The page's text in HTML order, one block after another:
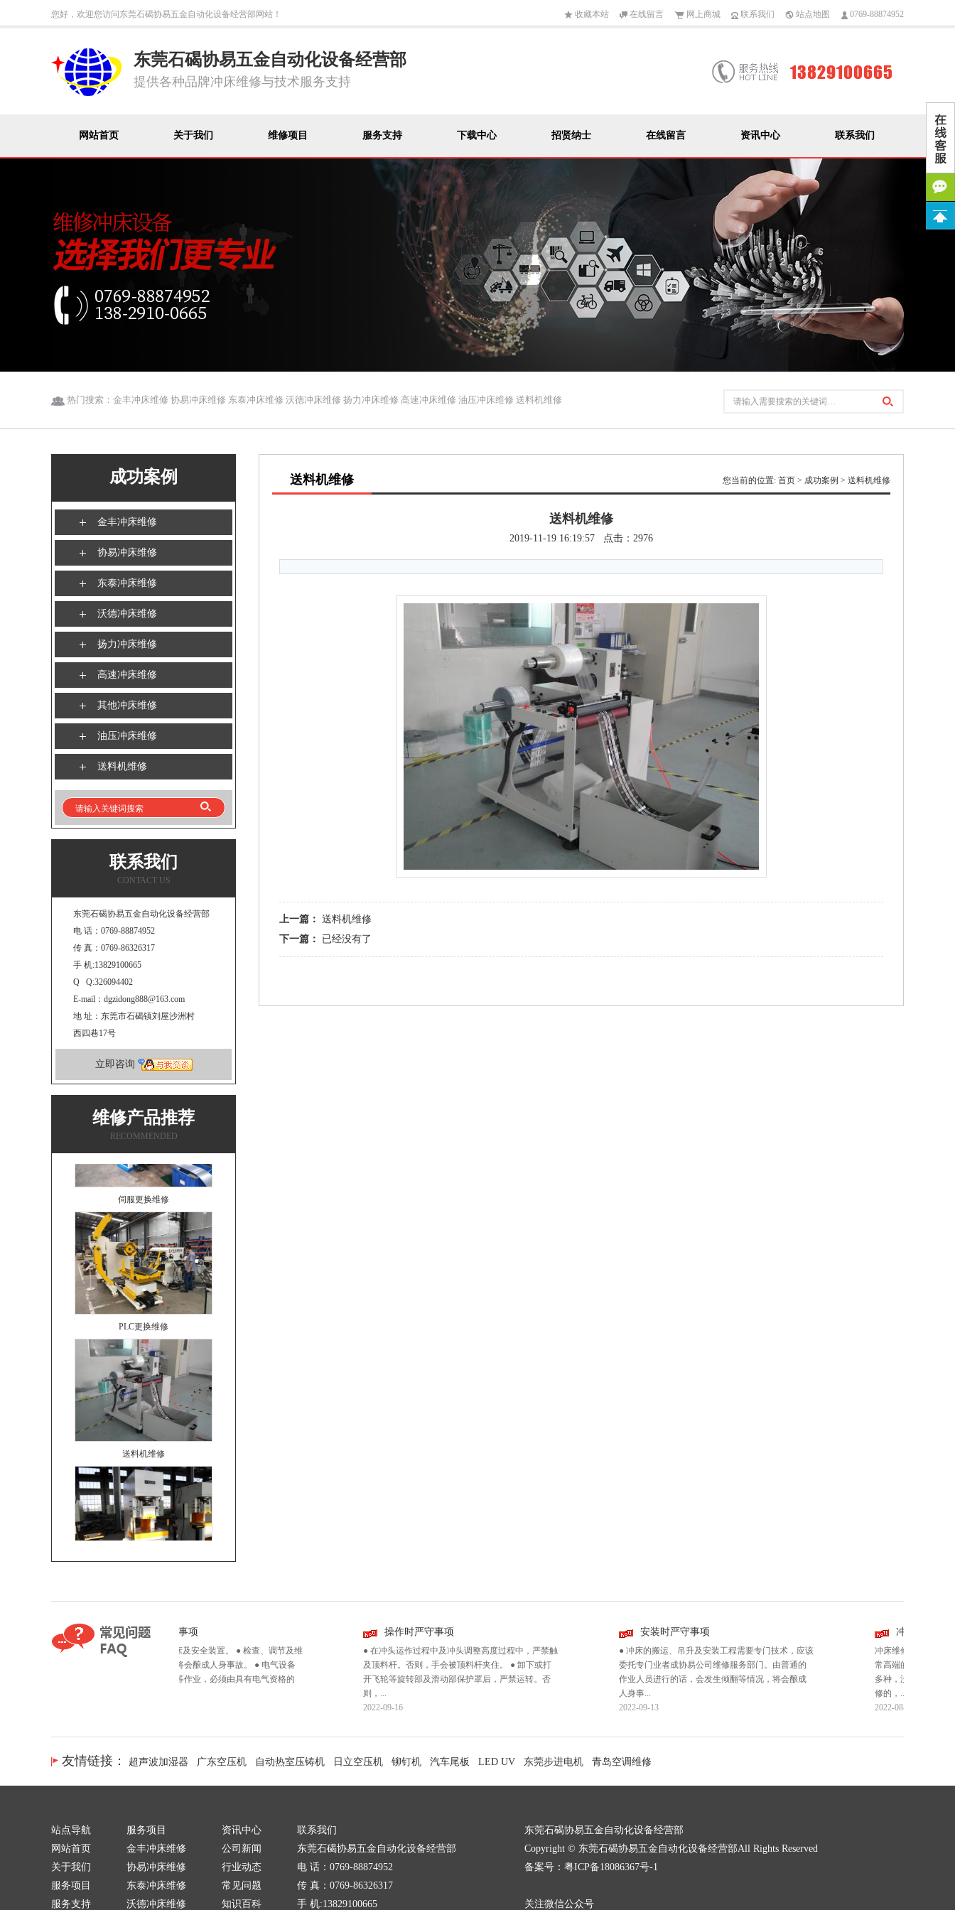
您好，欢迎您访问东莞石碣协易五金自动化设备经营部网站！ 收藏本站 在线留言 网上商城 联系我们 站点地图 0769-88874952
东莞石碣协易五金自动化设备经营部
提供各种品牌冲床维修与技术服务支持
网站首页 关于我们 维修项目 服务支持 下载中心 招贤纳士 在线留言 资讯中心 联系我们
热门搜索：金丰冲床维修 协易冲床维修 东泰冲床维修 沃德冲床维修 扬力冲床维修 高速冲床维修 油压冲床维修 送料机维修
成功案例
金丰冲床维修
协易冲床维修
东泰冲床维修
沃德冲床维修
扬力冲床维修
高速冲床维修
其他冲床维修
油压冲床维修
送料机维修
联系我们
CONTACT US
东莞石碣协易五金自动化设备经营部
电 话：0769-88874952
传 真：0769-86326317
手 机:13829100665
Q Q:326094402
E-mail：dgzidong888@163.com
地 址：东莞市石碣镇刘屋沙洲村
西四巷17号
立即咨询
维修产品推荐
RECOMMENDED
伺服更换维修
PLC更换维修
送料机维修
油压冲床维修
送料机维修 您当前的位置: 首页 > 成功案例 > 送料机维修
送料机维修
2019-11-19 16:19:57 点击： 2976
上一篇： 送料机维修
下一篇：
已经没有了
维护时严守事项
● 必须定期检查冲床及安全装置。 ● 检查、调节及维
护不良或不确实，将会酿成人身事故。 ● 电气设备
的调节操作、维护等作业，必须由具有电气资格的
操作时严守事项
● 在冲头运作过程中及冲头调整高度过程中，严禁触
及顶料杆。否则，手会被顶料杆夹住。 ● 卸下或打
开飞轮等旋转部及滑动部保护罩后，严禁运转。否
则，...
2022-09-16
安装时严守事项
● 冲床的搬运、吊升及安装工程需要专门技术，应该
委托专门业者成协易公司维修服务部门。由普通的
作业人员进行的话，会发生倾翻等情况，将会酿成
人身事...
2022-09-13
冲床维修你不知
冲床维修你不知道的四
常高端的技术，一般冲
多种，没有专业维修水
修的，...
2022-08-15
护不良或不确实，将会酿成人身事故。 ● 电气设备
技...
及顶料杆。否则，手会被顶料杆夹住。 ● 卸下或打
则，...
委托专门业者成协易公司维修服务部门。由普通的
人身事...
修的，...
友情链接： 超声波加湿器 广东空压机 自动热室压铸机 日立空压机 铆钉机 汽车尾板 LED UV 东莞步进电机 青岛空调维修
站点导航
网站首页
关于我们
服务项目
服务支持
服务项目
金丰冲床维修
协易冲床维修
东泰冲床维修
沃德冲床维修
资讯中心
公司新闻
行业动态
常见问题
知识百科
联系我们
东莞石碣协易五金自动化设备经营部
电 话：0769-88874952
传 真：0769-86326317
手 机:13829100665
东莞石碣协易五金自动化设备经营部
Copyright © 东莞石碣协易五金自动化设备经营部All Rights Reserved
备案号：粤ICP备18086367号-1
关注微信公众号